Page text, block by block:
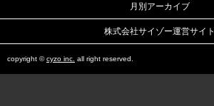
月別アーカイブ
株式会社サイゾー運営サイト
copyright ©cyzo inc. all right reserved.